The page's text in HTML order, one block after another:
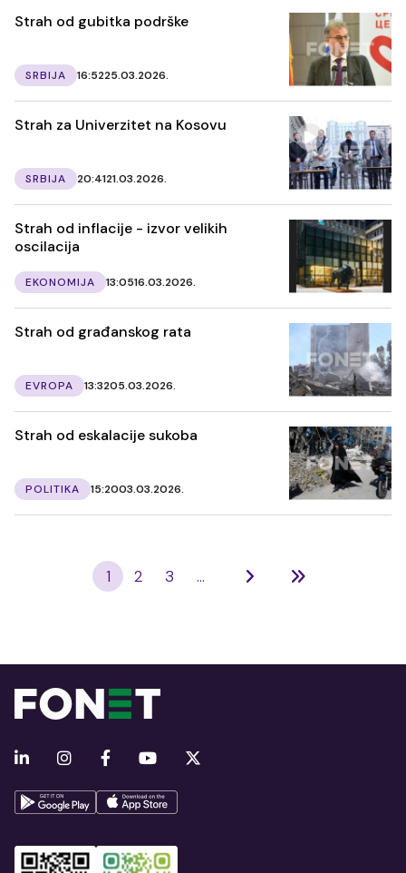
Strah od gubitka podrške
SRBIJA 16:5225.03.2026.
Strah za Univerzitet na Kosovu
SRBIJA 20:4121.03.2026.
Strah od inflacije - izvor velikih
oscilacija
EKONOMIJA 13:0516.03.2026.
Strah od građanskog rata
EVROPA 13:3205.03.2026.
Strah od eskalacije sukoba
POLITIKA 15:2003.03.2026.
1 2 3 ...